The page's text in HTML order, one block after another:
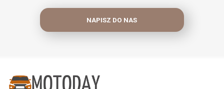
NAPISZ DO NAS